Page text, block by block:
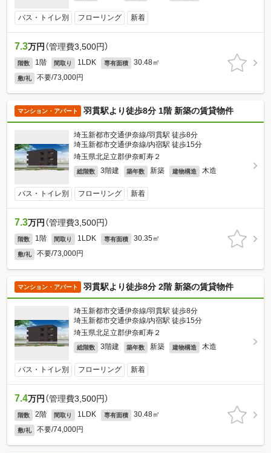
バス・トイレ別 フローリング 新着
7.3万円 （管理費3,500円）
階数 1階 間取り 1LDK 専有面積 30.48㎡
敷/礼 不要/73,000円
マンション・アパート 羽貫駅より徒歩8分 1階 新築の賃貸物件
埼玉新都市交通伊奈線/羽貫駅 徒歩8分
埼玉新都市交通伊奈線/内宿駅 徒歩15分
埼玉県北足立郡伊奈町寿２
総階数 3階建 築年数 新築 建物構造 木造
バス・トイレ別 フローリング 新着
7.3万円 （管理費3,500円）
階数 1階 間取り 1LDK 専有面積 30.35㎡
敷/礼 不要/73,000円
マンション・アパート 羽貫駅より徒歩8分 2階 新築の賃貸物件
埼玉新都市交通伊奈線/羽貫駅 徒歩8分
埼玉新都市交通伊奈線/内宿駅 徒歩15分
埼玉県北足立郡伊奈町寿２
総階数 3階建 築年数 新築 建物構造 木造
バス・トイレ別 フローリング 新着
7.4万円 （管理費3,500円）
階数 2階 間取り 1LDK 専有面積 30.48㎡
敷/礼 不要/74,000円